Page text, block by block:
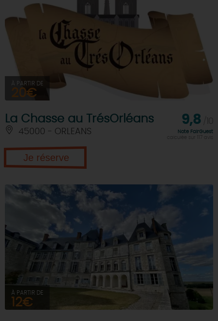
À PARTIR DE
20€
La Chasse au TrésOrléans
45000 - ORLEANS
9,8
Note FairGuest
Je réserve
À PARTIR DE
12€